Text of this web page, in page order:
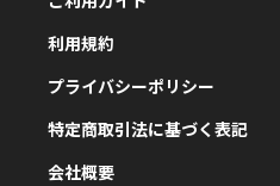
利用規約
プライバシーポリシー
特定商取引法に基づく表記
会社概要